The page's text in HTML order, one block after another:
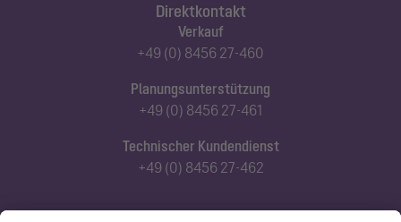
Direktkontakt
Verkauf
+49 (0) 8456 27-460
Planungsunterstützung
+49 (0) 8456 27-461
Technischer Kundendienst
+49 (0) 8456 27-462